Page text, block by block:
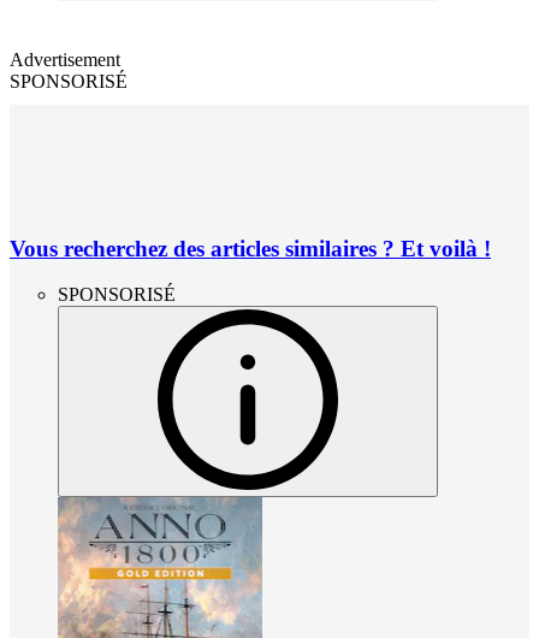
Advertisement
SPONSORISÉ
Vous recherchez des articles similaires ? Et voilà !
SPONSORISÉ